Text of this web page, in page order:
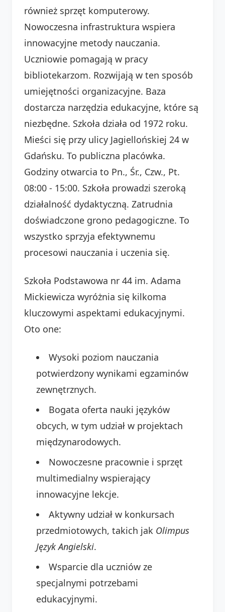
również sprzęt komputerowy.
Nowoczesna infrastruktura wspiera
innowacyjne metody nauczania.
Uczniowie pomagają w pracy
bibliotekarzom. Rozwijają w ten sposób
umiejętności organizacyjne. Baza
dostarcza narzędzia edukacyjne, które są
niezbędne. Szkoła działa od 1972 roku.
Mieści się przy ulicy Jagiellońskiej 24 w
Gdańsku. To publiczna placówka.
Godziny otwarcia to Pn., Śr., Czw., Pt.
08:00 - 15:00. Szkoła prowadzi szeroką
działalność dydaktyczną. Zatrudnia
doświadczone grono pedagogiczne. To
wszystko sprzyja efektywnemu
procesowi nauczania i uczenia się.
Szkoła Podstawowa nr 44 im. Adama
Mickiewicza wyróżnia się kilkoma
kluczowymi aspektami edukacyjnymi.
Oto one:
Wysoki poziom nauczania
potwierdzony wynikami egzaminów
zewnętrznych.
Bogata oferta nauki języków
obcych, w tym udział w projektach
międzynarodowych.
Nowoczesne pracownie i sprzęt
multimedialny wspierający
innowacyjne lekcje.
Aktywny udział w konkursach
przedmiotowych, takich jak Olimpus
Język Angielski.
Wsparcie dla uczniów ze
specjalnymi potrzebami
edukacyjnymi.